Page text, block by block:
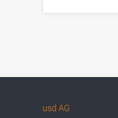
usd AG